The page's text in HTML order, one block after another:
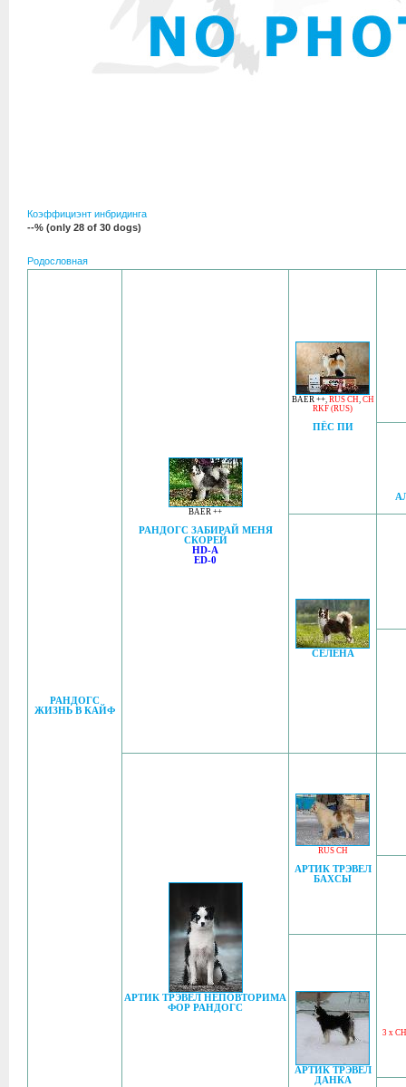
Коэффициэнт инбридинга
--% (only 28 of 30 dogs)
Родословная
РАНДОГС
ЖИЗНЬ В КАЙФ
BAER ++
РАНДОГС ЗАБИРАЙ МЕНЯ
СКОРЕЙ
HD-A
ED-0
BAER ++, RUS CH, CH
RKF (RUS)
ПЁС ПИ
СЕЛЕНА
АРТИК ТРЭВЕЛ НЕПОВТОРИМА
ФОР РАНДОГС
RUS CH
АРТИК ТРЭВЕЛ
БАХСЫ
АРТИК ТРЭВЕЛ
ДАНКА
3 x